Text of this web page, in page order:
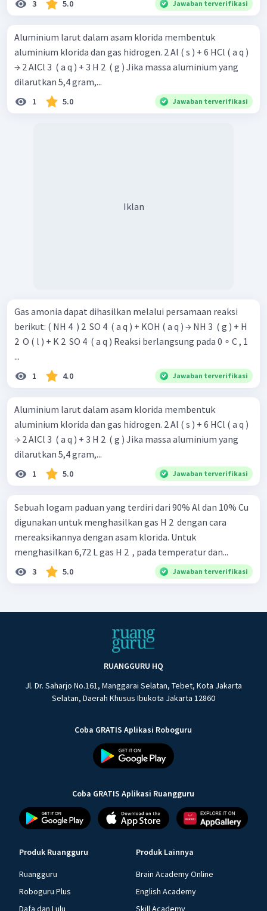
3 5.0 Jawaban terverifikasi
Aluminium larut dalam asam klorida membentuk
aluminium klorida dan gas hidrogen. 2 Al ( s ) + 6 HCl ( a q )
→ 2 AlCl 3 ​ ( a q ) + 3 H 2 ​ ( g ) Jika massa aluminium yang
dilarutkan 5,4 gram,...
1 5.0 Jawaban terverifikasi
Iklan
Gas amonia dapat dihasilkan melalui persamaan reaksi
berikut: ( NH 4 ​ ) 2 ​ SO 4 ​ ( a q ) + KOH ( a q ) → NH 3 ​ ( g ) + H
2 ​ O ( l ) + K 2 ​ SO 4 ​ ( a q ) Reaksi berlangsung pada 0 ∘ C , 1
...
1 4.0 Jawaban terverifikasi
Aluminium larut dalam asam klorida membentuk
aluminium klorida dan gas hidrogen. 2 Al ( s ) + 6 HCl ( a q )
→ 2 AlCl 3 ​ ( a q ) + 3 H 2 ​ ( g ) Jika massa aluminium yang
dilarutkan 5,4 gram,...
1 5.0 Jawaban terverifikasi
Sebuah logam paduan yang terdiri dari 90% Al dan 10% Cu
digunakan untuk menghasilkan gas H 2 ​ dengan cara
mereaksikannya dengan asam klorida. Untuk
menghasilkan 6,72 L gas H 2 ​ , pada temperatur dan...
3 5.0 Jawaban terverifikasi
RUANGGURU HQ
Jl. Dr. Saharjo No.161, Manggarai Selatan, Tebet, Kota Jakarta
Selatan, Daerah Khusus Ibukota Jakarta 12860
Coba GRATIS Aplikasi Roboguru
Coba GRATIS Aplikasi Ruangguru
Produk Ruangguru
Ruangguru
Roboguru Plus
Dafa dan Lulu
Produk Lainnya
Brain Academy Online
English Academy
Skill Academy